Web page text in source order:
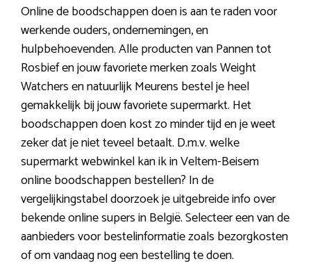
Online de boodschappen doen is aan te raden voor
werkende ouders, ondernemingen, en
hulpbehoevenden. Alle producten van Pannen tot
Rosbief en jouw favoriete merken zoals Weight
Watchers en natuurlijk Meurens bestel je heel
gemakkelijk bij jouw favoriete supermarkt. Het
boodschappen doen kost zo minder tijd en je weet
zeker dat je niet teveel betaalt. D.m.v. welke
supermarkt webwinkel kan ik in Veltem-Beisem
online boodschappen bestellen? In de
vergelijkingstabel doorzoek je uitgebreide info over
bekende online supers in België. Selecteer een van de
aanbieders voor bestelinformatie zoals bezorgkosten
of om vandaag nog een bestelling te doen.